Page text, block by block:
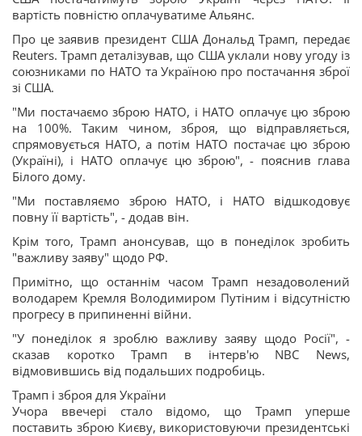
вартість повністю оплачуватиме Альянс.
Про це заявив президент США Дональд Трамп, передає
Reuters. Трамп деталізував, що США уклали нову угоду із
союзниками по НАТО та Україною про постачання зброї
зі США.
"Ми постачаємо зброю НАТО, і НАТО оплачує цю зброю
на 100%. Таким чином, зброя, що відправляється,
спрямовується НАТО, а потім НАТО постачає цю зброю
(Україні), і НАТО оплачує цю зброю", - пояснив глава
Білого дому.
"Ми поставляємо зброю НАТО, і НАТО відшкодовує
повну її вартість", - додав він.
Крім того, Трамп анонсував, що в понеділок зробить
"важливу заяву" щодо РФ.
Примітно, що останнім часом Трамп незадоволений
володарем Кремля Володимиром Путіним і відсутністю
прогресу в припиненні війни.
"У понеділок я зроблю важливу заяву щодо Росії", -
сказав коротко Трамп в інтерв'ю NBC News,
відмовившись від подальших подробиць.
Трамп і зброя для України
Учора ввечері стало відомо, що Трамп уперше
поставить зброю Києву, використовуючи президентські